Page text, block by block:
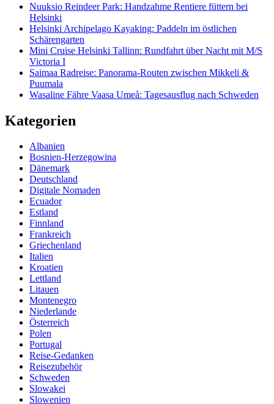
Nuuksio Reindeer Park: Handzahme Rentiere füttern bei
Helsinki
Helsinki Archipelago Kayaking: Paddeln im östlichen
Schärengarten
Mini Cruise Helsinki Tallinn: Rundfahrt über Nacht mit M/S
Victoria I
Saimaa Radreise: Panorama-Routen zwischen Mikkeli &
Puumala
Wasaline Fähre Vaasa Umeå: Tagesausflug nach Schweden
Kategorien
Albanien
Bosnien-Herzegowina
Dänemark
Deutschland
Digitale Nomaden
Ecuador
Estland
Finnland
Frankreich
Griechenland
Italien
Kroatien
Lettland
Litauen
Montenegro
Niederlande
Österreich
Polen
Portugal
Reise-Gedanken
Reisezubehör
Schweden
Slowakei
Slowenien